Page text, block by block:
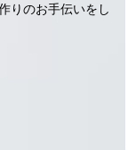
りのお手伝いをし